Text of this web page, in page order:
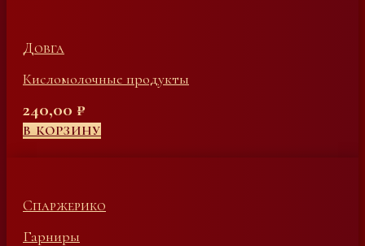
Довга
Кисломолочные продукты
240,00 ₽
В КОРЗИНУ
Спаржерико
Гарниры